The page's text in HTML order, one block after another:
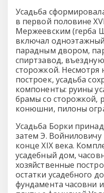
Усадьба
в первой половине
Мержеевским (герба
включал
парадным двором,
спиртзавод,
сторожкой. Несмотря
построек, усадьба
компоненты: руины
брамы со сторожкой,
конюшни, пилоны
Усадьба Борки
затем Э.
конце XIX века.
усадебный дом,
хозяйственные
остатки усадебного
фундамента часовни